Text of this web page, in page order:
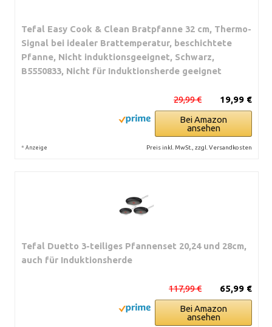
Tefal Easy Cook & Clean Bratpfanne 32 cm, Thermo-
Signal bei idealer Brattemperatur, beschichtete
Pfanne, Nicht induktionsgeeignet, Schwarz,
B5550833, Nicht für Induktionsherde geeignet
19,99 €
29,99 €
Bei Amazon
ansehen
* Anzeige Preis inkl. MwSt., zzgl. Versandkosten
Tefal Duetto 3-teiliges Pfannenset 20,24 und 28cm,
auch für Induktionsherde
65,99 €
117,99 €
Bei Amazon
ansehen